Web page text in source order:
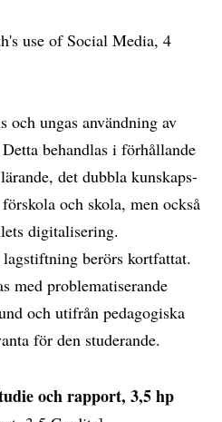
use of Social Media, 4
och ungas användning av
behandlas i förhållande
det dubbla kunskaps-
och skola, men också
digitalisering.
berörs kortfattat.
med problematiserande
och utifrån pedagogiska
för den studerande.
och rapport, 3,5 hp